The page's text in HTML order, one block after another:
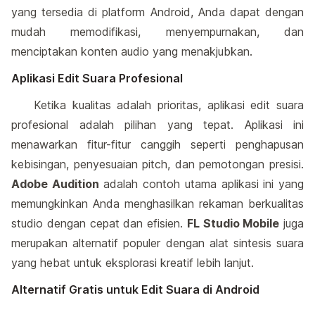
yang tersedia di platform Android, Anda dapat dengan
mudah memodifikasi, menyempurnakan, dan
menciptakan konten audio yang menakjubkan.
Aplikasi Edit Suara Profesional
Ketika kualitas adalah prioritas, aplikasi edit suara
profesional adalah pilihan yang tepat. Aplikasi ini
menawarkan fitur-fitur canggih seperti penghapusan
kebisingan, penyesuaian pitch, dan pemotongan presisi.
Adobe Audition adalah contoh utama aplikasi ini yang
memungkinkan Anda menghasilkan rekaman berkualitas
studio dengan cepat dan efisien. FL Studio Mobile juga
merupakan alternatif populer dengan alat sintesis suara
yang hebat untuk eksplorasi kreatif lebih lanjut.
Alternatif Gratis untuk Edit Suara di Android